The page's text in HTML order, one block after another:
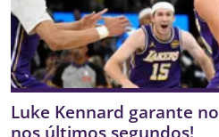
Luke Kennard garante
nos últimos segundos!